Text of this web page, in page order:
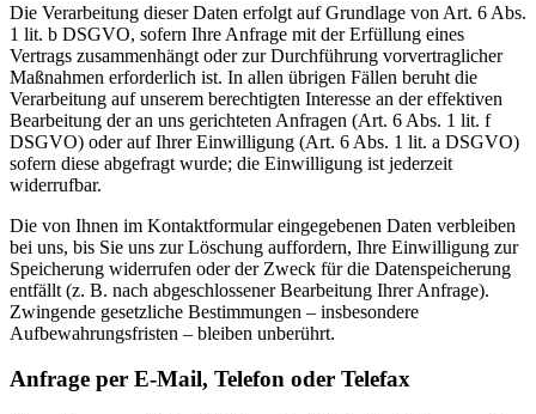
Die Verarbeitung dieser Daten erfolgt auf Grundlage von Art. 6 Abs.
1 lit. b DSGVO, sofern Ihre Anfrage mit der Erfüllung eines
Vertrags zusammenhängt oder zur Durchführung vorvertraglicher
Maßnahmen erforderlich ist. In allen übrigen Fällen beruht die
Verarbeitung auf unserem berechtigten Interesse an der effektiven
Bearbeitung der an uns gerichteten Anfragen (Art. 6 Abs. 1 lit. f
DSGVO) oder auf Ihrer Einwilligung (Art. 6 Abs. 1 lit. a DSGVO)
sofern diese abgefragt wurde; die Einwilligung ist jederzeit
widerrufbar.
Die von Ihnen im Kontaktformular eingegebenen Daten verbleiben
bei uns, bis Sie uns zur Löschung auffordern, Ihre Einwilligung zur
Speicherung widerrufen oder der Zweck für die Datenspeicherung
entfällt (z. B. nach abgeschlossener Bearbeitung Ihrer Anfrage).
Zwingende gesetzliche Bestimmungen – insbesondere
Aufbewahrungsfristen – bleiben unberührt.
Anfrage per E-Mail, Telefon oder Telefax